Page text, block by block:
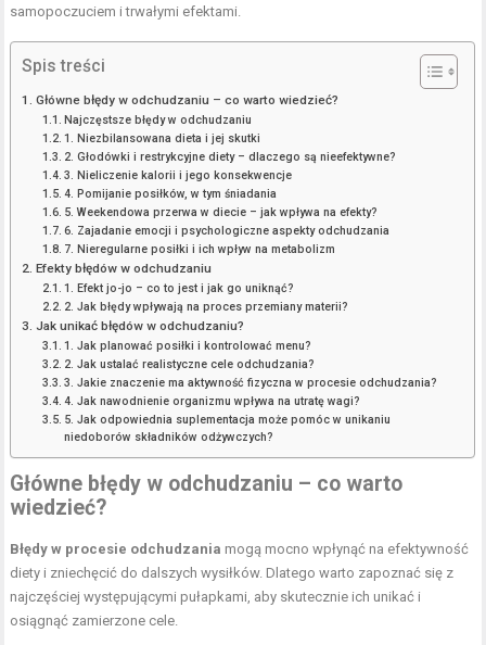
samopoczuciem i trwałymi efektami.
Spis treści
Główne błędy w odchudzaniu – co warto wiedzieć?
Najczęstsze błędy w odchudzaniu
1. Niezbilansowana dieta i jej skutki
2. Głodówki i restrykcyjne diety – dlaczego są nieefektywne?
3. Nieliczenie kalorii i jego konsekwencje
4. Pomijanie posiłków, w tym śniadania
5. Weekendowa przerwa w diecie – jak wpływa na efekty?
6. Zajadanie emocji i psychologiczne aspekty odchudzania
7. Nieregularne posiłki i ich wpływ na metabolizm
Efekty błędów w odchudzaniu
1. Efekt jo-jo – co to jest i jak go uniknąć?
2. Jak błędy wpływają na proces przemiany materii?
Jak unikać błędów w odchudzaniu?
1. Jak planować posiłki i kontrolować menu?
2. Jak ustalać realistyczne cele odchudzania?
3. Jakie znaczenie ma aktywność fizyczna w procesie odchudzania?
4. Jak nawodnienie organizmu wpływa na utratę wagi?
5. Jak odpowiednia suplementacja może pomóc w unikaniu
niedoborów składników odżywczych?
Główne błędy w odchudzaniu – co warto
wiedzieć?
Błędy w procesie odchudzania mogą mocno wpłynąć na efektywność
diety i zniechęcić do dalszych wysiłków. Dlatego warto zapoznać się z
najczęściej występującymi pułapkami, aby skutecznie ich unikać i
osiągnąć zamierzone cele.